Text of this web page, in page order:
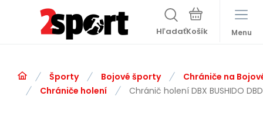
Hľadať Menu
Športy Bojové športy
Chrániče na
Chrániče holení
Chránič holení DBX BUSHIDO